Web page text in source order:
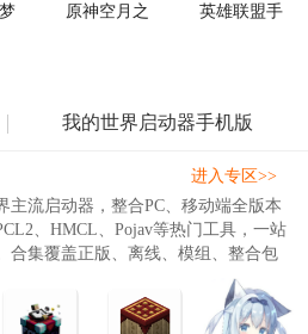
原神空月之
英雄联盟手
我的世界启动器手机版
主流启动器，整合PC、移动端全版本
、HMCL、Pojav等热门工具，一站
合集覆盖正版、离线、模组、整合包
进入专区>>